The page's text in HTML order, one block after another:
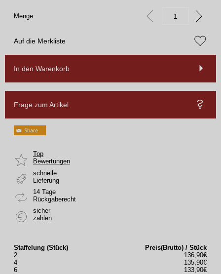
Menge:
Auf die Merkliste
In den Warenkorb
Frage zum Artikel
Top
Bewertungen
schnelle
Lieferung
14 Tage
Rückgaberecht
sicher
zahlen
Staffelung (Stück)
Preis(Brutto) / Stück
2
136,90€
4
135,90€
6
133,90€